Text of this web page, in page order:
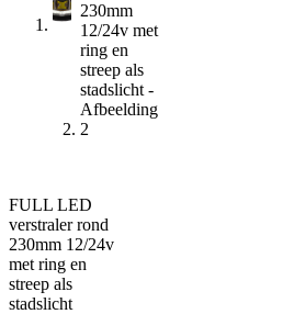
FULL LED
verstraler rond
230mm 12/24v
met ring en
streep als
stadslicht